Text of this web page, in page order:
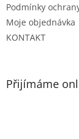
Podmínky
Moje objednávka
KONTAKT
Přijímáme